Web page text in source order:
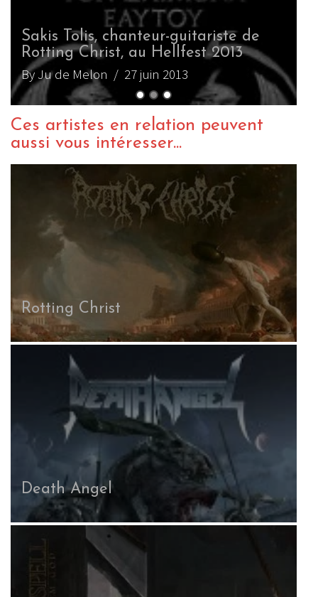
Sakis Tolis, chanteur-guitariste de
Rotting Christ, au Hellfest 2013
By Ju de Melon / 27 juin 2013
Ces artistes en relation peuvent
aussi vous intéresser...
Rotting Christ
Death Angel